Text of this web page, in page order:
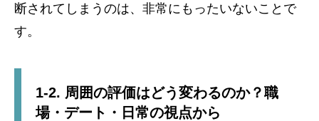
断されてしまうのは、非常にもったいないことで
す。
1-2. 周囲の評価はどう変わるのか？職
場・デート・日常の視点から